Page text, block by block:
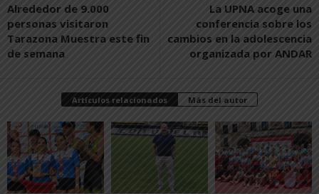
Alrededor de 9.000
personas visitaron
Tarazona Muestra este fin
de semana
La UPNA acoge una
conferencia sobre los
cambios en la adolescencia
organizada por ANDAR
Artículos relacionados Más del autor